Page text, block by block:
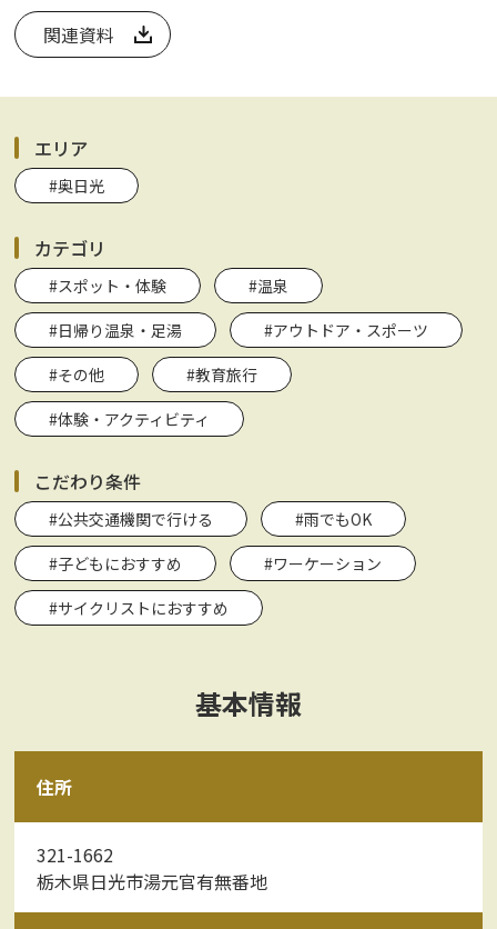
関連資料
エリア
#奥日光
カテゴリ
#スポット・体験
#温泉
#日帰り温泉・足湯
#アウトドア・スポーツ
#その他
#教育旅行
#体験・アクティビティ
こだわり条件
#公共交通機関で行ける
#雨でもOK
#子どもにおすすめ
#ワーケーション
#サイクリストにおすすめ
基本情報
住所
321-1662
栃木県日光市湯元官有無番地